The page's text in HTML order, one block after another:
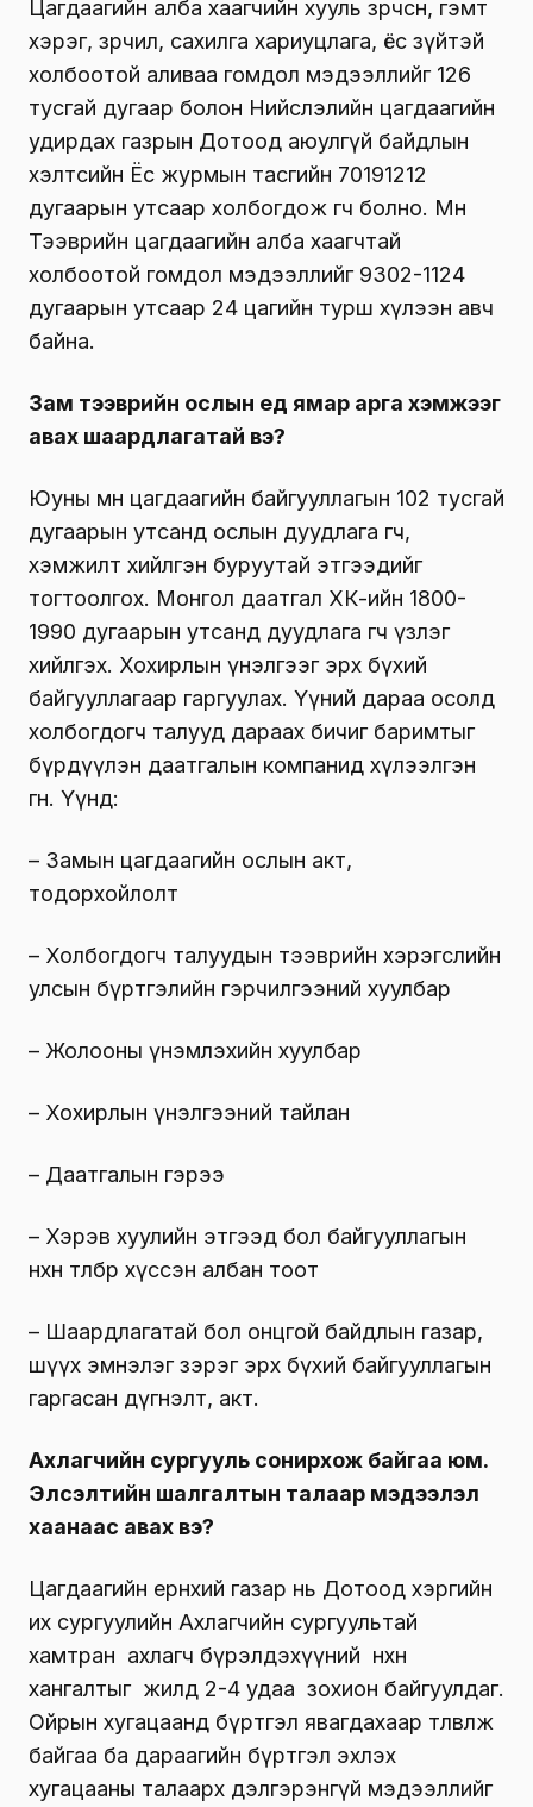
Цагдаагийн алба хаагчийн хууль зөрчсөн, гэмт
хэрэг, зөрчил, сахилга хариуцлага, ёс зүйтэй
холбоотой аливаа гомдол мэдээллийг 126
тусгай дугаар болон Нийслэлийн цагдаагийн
удирдах газрын Дотоод аюулгүй байдлын
хэлтсийн Ёс журмын тасгийн 70191212
дугаарын утсаар холбогдож өгч болно. Мөн
Тээврийн цагдаагийн алба хаагчтай
холбоотой гомдол мэдээллийг 9302-1124
дугаарын утсаар 24 цагийн турш хүлээн авч
байна.
Зам тээврийн ослын үед ямар арга хэмжээг
авах шаардлагатай вэ?
Юуны өмнө цагдаагийн байгууллагын 102 тусгай
дугаарын утсанд ослын дуудлага өгч,
хэмжилт хийлгэн буруутай этгээдийг
тогтоолгох. Монгол даатгал ХК-ийн 1800-
1990 дугаарын утсанд дуудлага өгч үзлэг
хийлгэх. Хохирлын үнэлгээг эрх бүхий
байгууллагаар гаргуулах. Үүний дараа осолд
холбогдогч талууд дараах бичиг баримтыг
бүрдүүлэн даатгалын компанид хүлээлгэн
өгнө. Үүнд:
– Замын цагдаагийн ослын акт,
тодорхойлолт
– Холбогдогч талуудын тээврийн хэрэгслийн
улсын бүртгэлийн гэрчилгээний хуулбар
– Жолооны үнэмлэхийн хуулбар
– Хохирлын үнэлгээний тайлан
– Даатгалын гэрээ
– Хэрэв хуулийн этгээд бол байгууллагын
нөхөн төлбөр хүссэн албан тоот
– Шаардлагатай бол онцгой байдлын газар,
шүүх эмнэлэг зэрэг эрх бүхий байгууллагын
гаргасан дүгнэлт, акт.
Ахлагчийн сургууль сонирхож байгаа юм.
Элсэлтийн шалгалтын талаар мэдээлэл
хаанаас авах вэ?
Цагдаагийн ерөнхий газар нь Дотоод хэргийн
их сургуулийн Ахлагчийн сургуультай
хамтран ахлагч бүрэлдэхүүний нөхөн
хангалтыг жилд 2-4 удаа зохион байгуулдаг.
Ойрын хугацаанд бүртгэл явагдахаар төлөвлөж
байгаа ба дараагийн бүртгэл эхлэх
хугацааны талаарх дэлгэрэнгүй мэдээллийг